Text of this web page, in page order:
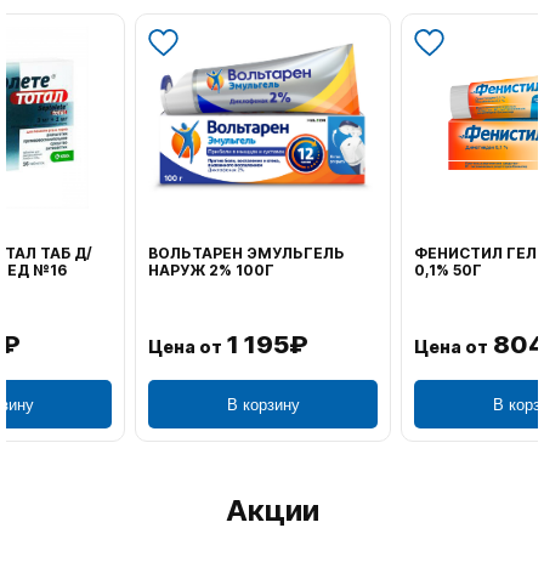
ВОЛЬТАРЕН ЭМУЛЬГЕЛЬ
НАРУЖ 2% 100Г
1 195₽
ФЕНИСТИЛ ГЕЛЬ НАРУЖ
Цена от 804₽
Акции